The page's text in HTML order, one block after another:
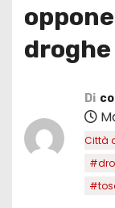
droghe
Di
Città